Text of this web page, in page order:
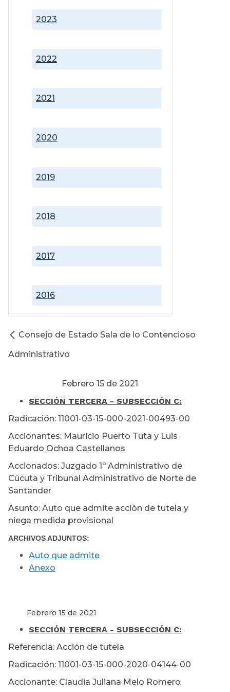
2016
2017
2018
2019
2020
2021
2022
2023
Consejo de Estado Sala de lo Contencioso
Administrativo
Febrero 15 de 2021
SECCIÓN TERCERA - SUBSECCIÓN C:
Radicación: 11001-03-15-000-2021-00493-00
Accionantes: Mauricio Puerto Tuta y Luis
Eduardo Ochoa Castellanos
Accionados: Juzgado 1º Administrativo de
Cúcuta y Tribunal Administrativo de Norte de
Santander
Asunto: Auto que admite acción de tutela y
niega medida provisional
ARCHIVOS ADJUNTOS:
Auto que admite
Anexo
Febrero 15 de 2021
SECCIÓN TERCERA - SUBSECCIÓN C:
Referencia: Acción de tutela
Radicación: 11001-03-15-000-2020-04144-00
Accionante: Claudia Juliana Melo Romero